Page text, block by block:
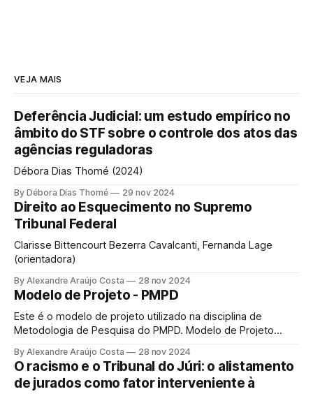
VEJA MAIS
Deferência Judicial: um estudo empírico no
âmbito do STF sobre o controle dos atos das
agências reguladoras
Débora Dias Thomé (2024)
By Débora Dias Thomé 29 nov 2024
Direito ao Esquecimento no Supremo
Tribunal Federal
Clarisse Bittencourt Bezerra Cavalcanti, Fernanda Lage
(orientadora)
By Alexandre Araújo Costa 28 nov 2024
Modelo de Projeto - PMPD
Este é o modelo de projeto utilizado na disciplina de
Metodologia de Pesquisa do PMPD. Modelo de Projeto
By Alexandre Araújo Costa 28 nov 2024
O racismo e o Tribunal do Júri: o alistamento
de jurados como fator interveniente à